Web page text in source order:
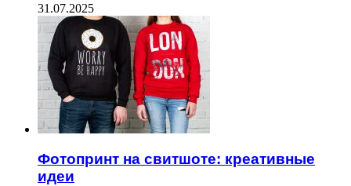
31.07.2025
Фотопринт на свитшоте: креативные
идеи